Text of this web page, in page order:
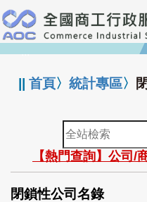
跳
到
主
要
:::
||首頁〉統計專區〉
全
站
檢
索
【熱門查詢】公司/
閉鎖性公司名錄